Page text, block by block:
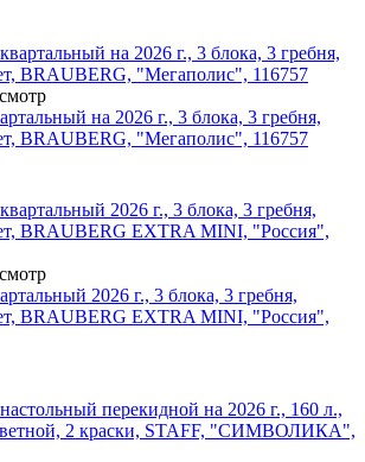
на 2026 г., 3 блока, 3 гребня,
BRAUBERG, "Мегаполис", 116757
2026 г., 3 блока, 3 гребня,
BRAUBERG EXTRA MINI, "Россия",